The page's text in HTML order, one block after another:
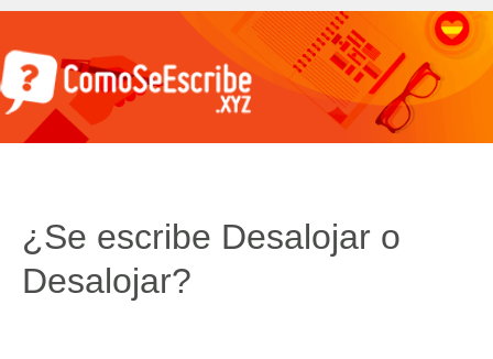
¿Se escribe Desalojar o
Desalojar?